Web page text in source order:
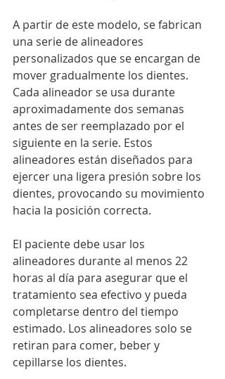
A partir de este modelo, se fabrican
una serie de alineadores
personalizados que se encargan de
mover gradualmente los dientes.
Cada alineador se usa durante
aproximadamente dos semanas
antes de ser reemplazado por el
siguiente en la serie. Estos
alineadores están diseñados para
ejercer una ligera presión sobre los
dientes, provocando su movimiento
hacia la posición correcta.
El paciente debe usar los
alineadores durante al menos 22
horas al día para asegurar que el
tratamiento sea efectivo y pueda
completarse dentro del tiempo
estimado. Los alineadores solo se
retiran para comer, beber y
cepillarse los dientes.